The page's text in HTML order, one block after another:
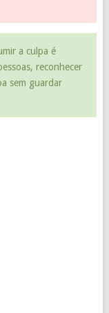
a culpa é
reconhecer
sem guardar